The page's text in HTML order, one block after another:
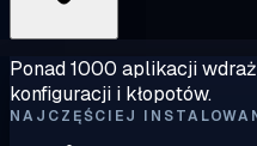
Ponad 1000 aplikacji
konfiguracji i kłopotów.
NAJCZĘŚCIEJ